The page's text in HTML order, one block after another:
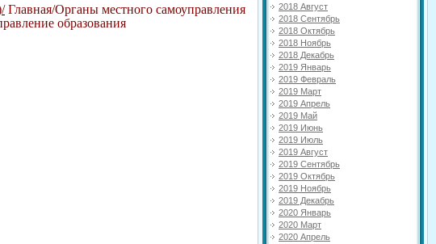
Главная/Органы местного самоуправления
образования
2018 Август
2018 Сентябрь
2018 Октябрь
2018 Ноябрь
2018 Декабрь
2019 Январь
2019 Февраль
2019 Март
2019 Апрель
2019 Май
2019 Июнь
2019 Июль
2019 Август
2019 Сентябрь
2019 Октябрь
2019 Ноябрь
2019 Декабрь
2020 Январь
2020 Март
2020 Апрель